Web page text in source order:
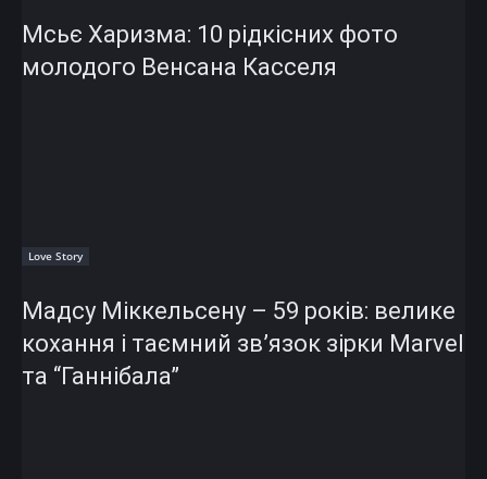
Мсьє Харизма: 10 рідкісних фото
молодого Венсана Касселя
Love Story
Мадсу Міккельсену – 59 років: велике
кохання і таємний зв’язок зірки Marvel
та “Ганнібала”